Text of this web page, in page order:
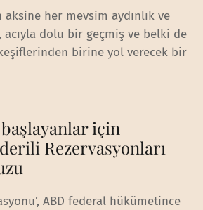
aksine her mevsim aydınlık ve
dolu bir geçmiş ve belki de
birine yol verecek bir
için
Rezervasyonları
ABD federal hükümetince